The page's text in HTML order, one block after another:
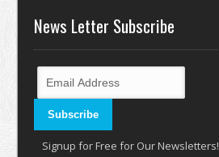
News Letter Subscribe
Signup for Free for Our Newsletters!